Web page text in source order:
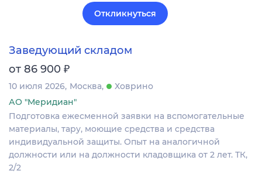
Откликнуться
Заведующий складом
от 86 900 ₽
10 июля 2026 Москва
Ховрино
АО "Меридиан"
Подготовка ежесменной заявки на вспомогательные
материалы, тару, моющие средства и средства
индивидуальной защиты. Опыт на аналогичной
должности или на должности кладовщика от 2 лет. ТК,
2/2